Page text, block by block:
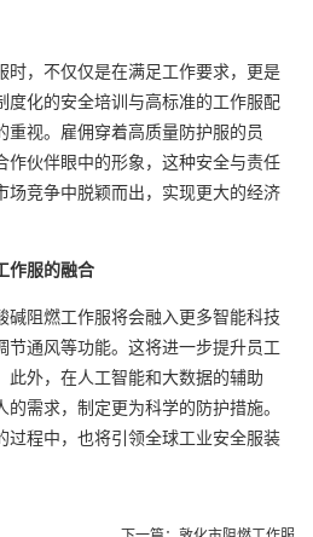
时，不仅仅是在满足工作要求，更是
度化的安全培训与高标准的工作服配
重视。雇佣穿着高质量防护服的员
作伙伴眼中的形象，这种安全与责任
场竞争中脱颖而出，实现更大的经济
作服的融合
碱阻燃工作服将会融入更多智能科技
节通风等功能。这将进一步提升员工
此外，在人工智能和大数据的辅助
需求，制定更为科学的防护措施。
过程中，也将引领全球工业安全服装